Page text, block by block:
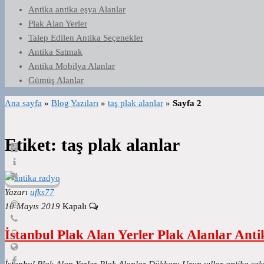
Antika antika eşya Alanlar
Plak Alan Yerler
Talep Edilen Antika Seçenekler
Antika Satmak
Antika Mobilya Alanlar
Gümüş Alanlar
Ana sayfa » Blog Yazıları » taş plak alanlar » Sayfa 2
Etiket: taş plak alanlar
Yazarı ufks77
10 Mayıs 2019 Kapalı
İstanbul Plak Alan Yerler Plak Alanlar